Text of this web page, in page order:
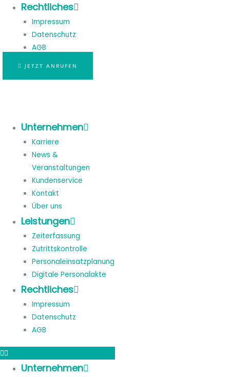
Rechtliches
Impressum
Datenschutz
AGB
JETZT ANRUFEN
Unternehmen
Karriere
News &
Veranstaltungen
Kundenservice
Kontakt
Über uns
Leistungen
Zeiterfassung
Zutrittskontrolle
Personaleinsatzplanung
Digitale Personalakte
Rechtliches
Impressum
Datenschutz
AGB
Unternehmen